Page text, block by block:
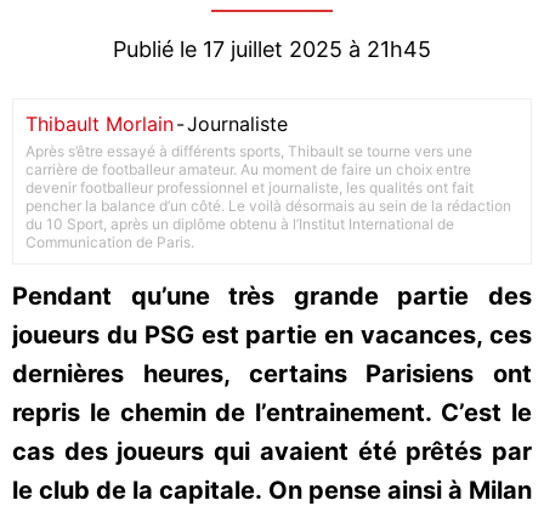
Publié le 17 juillet 2025 à 21h45
Thibault Morlain-Journaliste
Après s’être essayé à différents sports, Thibault se tourne vers une
carrière de footballeur amateur. Au moment de faire un choix entre
devenir footballeur professionnel et journaliste, les qualités ont fait
pencher la balance d’un côté. Le voilà désormais au sein de la rédaction
du 10 Sport, après un diplôme obtenu à l’Institut International de
Communication de Paris.
Pendant qu’une très grande partie des
joueurs du PSG est partie en vacances, ces
dernières heures, certains Parisiens ont
repris le chemin de l’entrainement. C’est le
cas des joueurs qui avaient été prêtés par
le club de la capitale. On pense ainsi à Milan